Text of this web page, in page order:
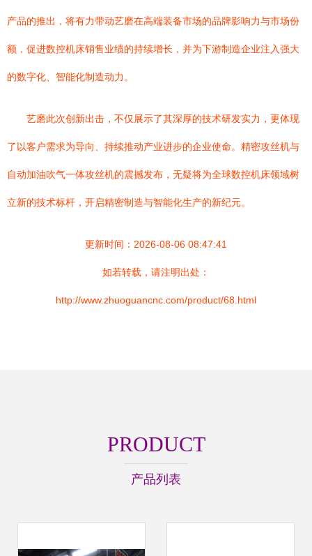
产品的推出，将有力带动艺磨在高端装备市场的品牌影响力与市场份
额，促进数控机床销售业绩的持续增长，并为下游制造企业注入强大
的数字化、智能化制造动力。
艺磨此次创新出击，不仅展示了其深厚的技术研发实力，更体现
了以客户需求为导向、持续推动产业进步的企业使命。精密攻丝机与
自动加油吹气一体攻丝机的震撼发布，无疑将为全球数控机床领域树
立新的技术标杆，开启精密制造与智能化生产的新纪元。
更新时间：2026-08-06 08:47:41
如若转载，请注明出处：
http://www.zhuoguancnc.com/product/68.html
PRODUCT
产品列表